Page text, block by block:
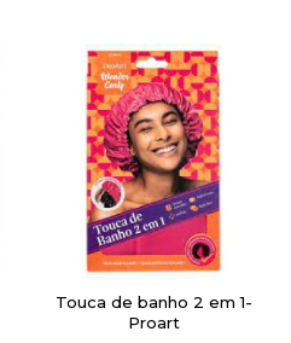
Touca de banho 2 em 1-
Proart